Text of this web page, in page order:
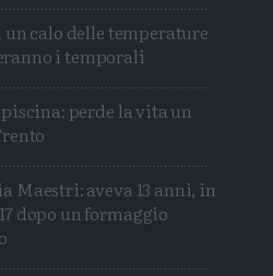
un calo delle temperature
i temporali
perde la vita un
Maestri: aveva 13 anni, in
dopo un formaggio